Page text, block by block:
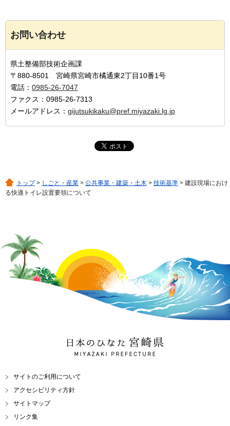
お問い合わせ
県土整備部技術企画課
〒880-8501 宮崎県宮崎市橘通東2丁目10番1号
電話： 0985-26-7047
ファクス：0985-26-7313
メールアドレス： gijutsukikaku@pref.miyazaki.lg.jp
トップ> しごと・産業 > 公共事業・建築・土木 > 技術基準 > 建設現場におけ
る快適トイレ設置要領について
日本のひなた 宮崎県
MIYAZAKI PREFECTURE
サイトのご利用について
アクセシビリティ方針
サイトマップ
リンク集